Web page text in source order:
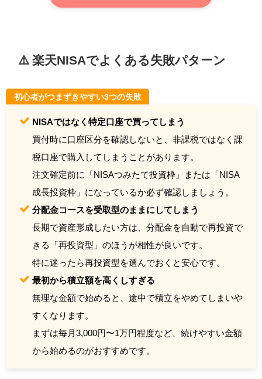
⚠️ 楽天NISAでよくある失敗パターン
初心者がつまずきやすい3つの失敗
NISAではなく特定口座で買ってしまう
買付時に口座区分を確認しないと、非課税ではなく課
税口座で購入してしまうことがあります。
注文確定前に「NISAつみたて投資枠」または「NISA
成長投資枠」になっているか必ず確認しましょう。
分配金コースを受取型のままにしてしまう
長期で資産形成したい方は、分配金を自動で再投資で
きる「再投資型」のほうが相性が良いです。
特に迷ったら再投資型を選んでおくと安心です。
最初から積立額を高くしすぎる
無理な金額で始めると、途中で積立をやめてしまいや
すくなります。
まずは毎月3,000円〜1万円程度など、続けやすい金額
から始めるのがおすすめです。